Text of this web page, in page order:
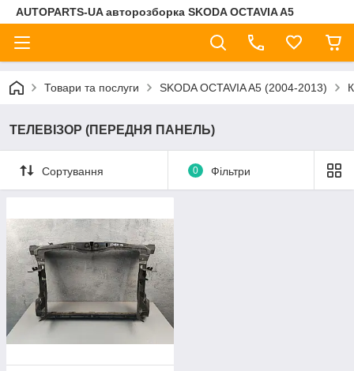
AUTOPARTS-UA авторозборка SKODA OCTAVIA A5
Товари та послуги SKODA OCTAVIA A5 (2004-2013)
ТЕЛЕВІЗОР (ПЕРЕДНЯ ПАНЕЛЬ)
Сортування 0 Фільтри